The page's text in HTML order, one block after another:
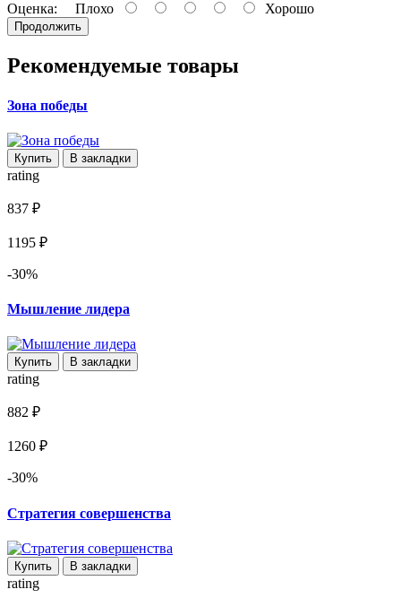
Оценка: Плохо Хорошо
Продолжить
Рекомендуемые товары
Зона победы
Купить В закладки
rating
837 ₽
1195 ₽
-30%
Мышление лидера
Купить В закладки
rating
882 ₽
1260 ₽
-30%
Стратегия совершенства
Купить В закладки
rating